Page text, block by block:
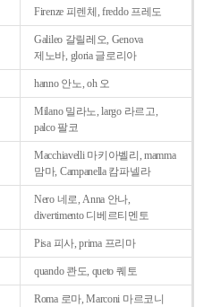
Firenze 피렌체, freddo 프레도
Galileo 갈릴레오, Genova
제노바, gloria 글로리아
hanno 안노, oh 오
Milano 밀라노, largo 라르고,
palco 팔코
Macchiavelli 마키아벨리, mamma
맘마, Campanella 캄파넬라
Nero 네로, Anna 안나,
divertimento 디베르티멘토
Pisa 피사, prima 프리마
quando 콴도, queto 퀘토
Roma 로마, Marconi 마르코니